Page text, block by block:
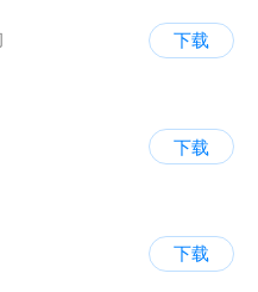
下载
下载
下载